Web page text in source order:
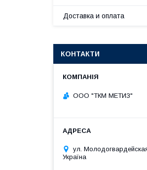
Доставка и оплата
КОНТАКТИ
ООО "ТКМ МЕТИЗ"
ул.
Україна